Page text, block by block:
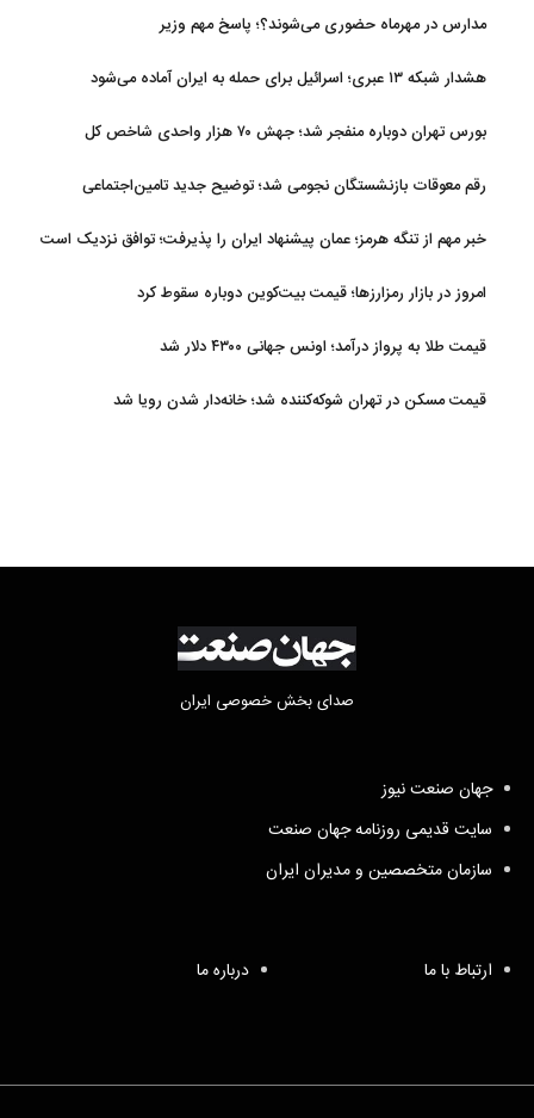
مدارس در مهرماه حضوری می‌شوند؟؛ پاسخ مهم وزیر
هشدار شبکه ۱۳ عبری؛ اسرائیل برای حمله به ایران آماده می‌شود
بورس تهران دوباره منفجر شد؛ جهش ۷۰ هزار واحدی شاخص کل
رقم معوقات بازنشستگان نجومی شد؛ توضیح جدید تامین‌اجتماعی
خبر مهم از تنگه هرمز؛ عمان پیشنهاد ایران را پذیرفت؛ توافق نزدیک است
امروز در بازار رمزارزها؛ قیمت بیت‌کوین دوباره سقوط کرد
قیمت طلا به پرواز درآمد؛ اونس جهانی ۴۳۰۰ دلار شد
قیمت مسکن در تهران شوکه‌کننده شد؛ خانه‌دار شدن رویا شد
صدای بخش خصوصی ایران
جهان صنعت نیوز
سایت قدیمی روزنامه جهان صنعت
سازمان متخصصین و مدیران ایران
ارتباط با ما درباره ما